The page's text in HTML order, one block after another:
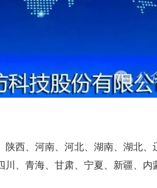
西、河南、河北、湖南、湖北、
、青海、甘肃、宁夏、新疆、内